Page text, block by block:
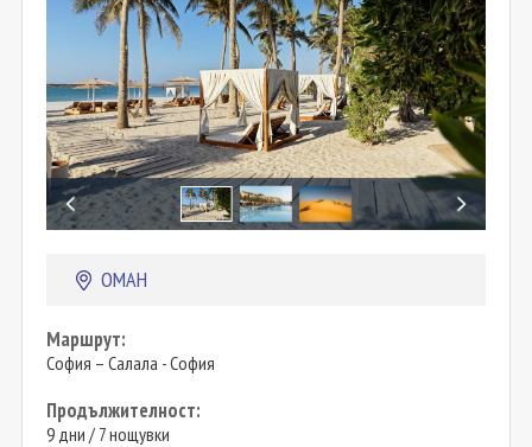
ОМАН
Маршрут:
София – Салала - София
Продължителност:
9 дни / 7 нощувки